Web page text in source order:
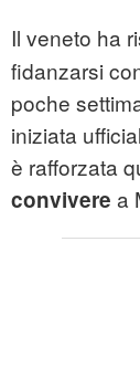
Il veneto ha
fidanzarsi
poche
iniziata
è rafforzata
convivere a